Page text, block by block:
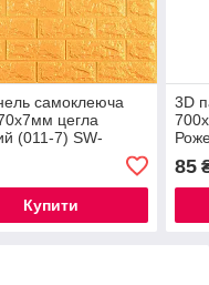
самоклеюча
цегла
(011-7) SW-
Купити
3D
85